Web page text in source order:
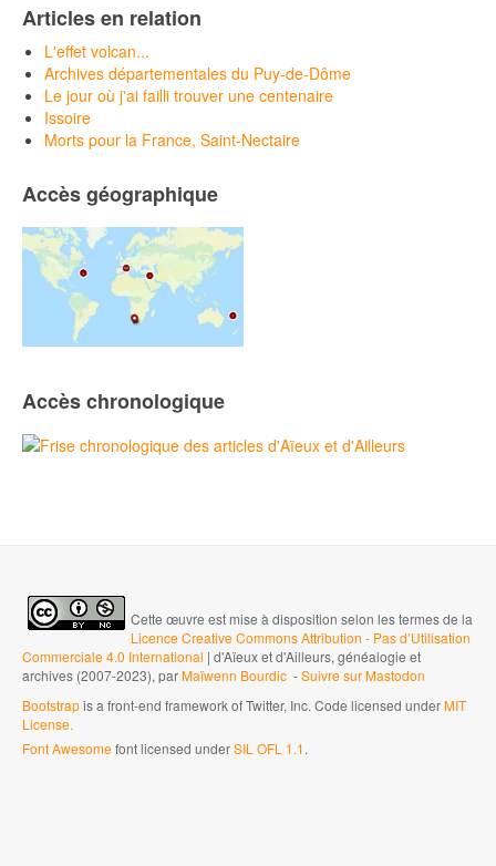
Articles en relation
L'effet volcan...
Archives départementales du Puy-de-Dôme
Le jour où j'ai failli trouver une centenaire
Issoire
Morts pour la France, Saint-Nectaire
Accès géographique
Accès chronologique
Cette œuvre est mise à disposition selon les termes de la
Licence Creative Commons Attribution - Pas d’Utilisation
Commerciale 4.0 International | d'Aïeux et d'Ailleurs, généalogie et
archives (2007-2023), parMaïwenn Bourdic -Suivre sur Mastodon
Bootstrapis a front-end framework of Twitter, Inc. Code licensed underMIT
License.
Font Awesomefont licensed underSIL OFL 1.1.